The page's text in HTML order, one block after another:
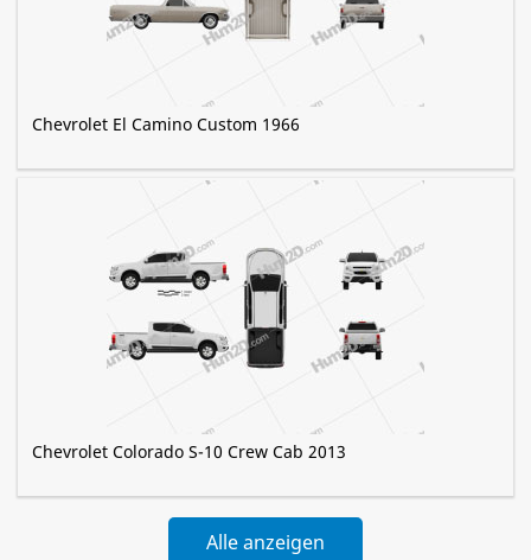
Chevrolet El Camino Custom 1966
Chevrolet Colorado S-10 Crew Cab 2013
Alle anzeigen